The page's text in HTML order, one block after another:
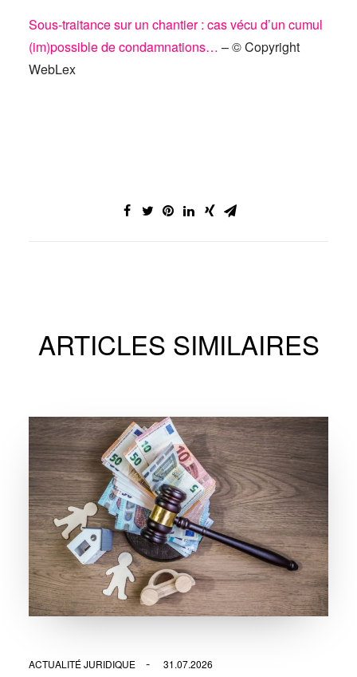
Sous-traitance sur un chantier : cas vécu d’un cumul
(im)possible de condamnations… – © Copyright
WebLex
ARTICLES SIMILAIRES
ACTUALITÉ JURIDIQUE 31.07.2026